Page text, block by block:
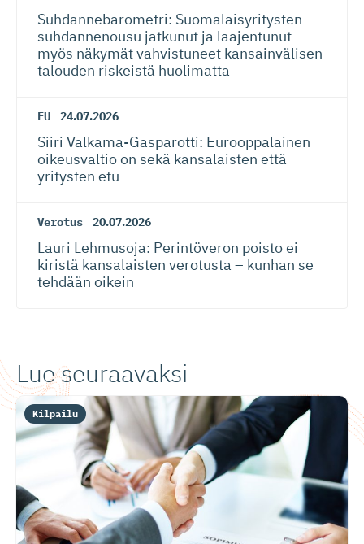
Suhdanneba­ro­metri: Suomalaisy­ri­tysten
suhdannenousu jatkunut ja laajentunut –
myös näkymät vahvistuneet kansainvälisen
talouden riskeistä huolimatta
EU 24.07.2026
Siiri Valkama-Gas­pa­rotti: Eurooppalainen
oikeusvaltio on sekä kansalaisten että
yritysten etu
Verotus 20.07.2026
Lauri Lehmusoja: Perintöveron poisto ei
kiristä kansalaisten verotusta – kunhan se
tehdään oikein
Lue seuraavaksi
Kilpailu